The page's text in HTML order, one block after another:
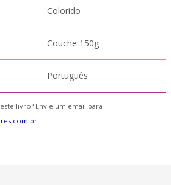
Colorido
Couche 150g
Português
livro? Envie um email para